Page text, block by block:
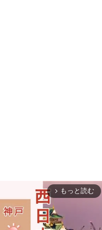
arrow_forward_ios もっと読む